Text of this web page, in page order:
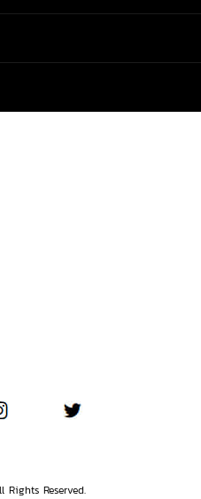
Reserved.